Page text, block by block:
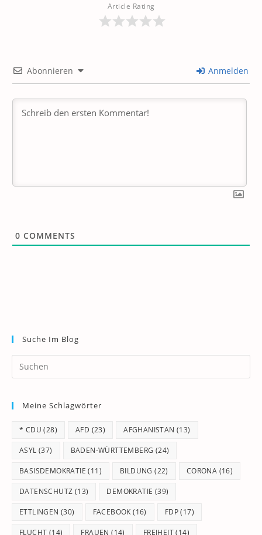
Article Rating
Abonnieren Anmelden
0 COMMENTS
Suche Im Blog
Meine Schlagwörter
* CDU (28) AFD (23) AFGHANISTAN (13)
ASYL (37) BADEN-WÜRTTEMBERG (24)
BASISDEMOKRATIE (11) BILDUNG (22) CORONA (16)
DATENSCHUTZ (13) DEMOKRATIE (39)
ETTLINGEN (30) FACEBOOK (16) FDP(17)
FLUCHT (14) FRAUEN (14) FREIHEIT(14)